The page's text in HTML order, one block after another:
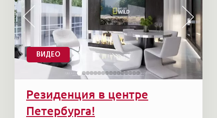
ВИДЕО
Резиденция в центре
Петербурга!